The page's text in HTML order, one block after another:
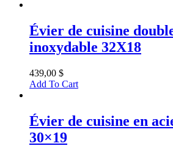
Évier de cuisine
inoxydable 32X18
439,00 $
Add To Cart
Évier de cuisine en
30×19